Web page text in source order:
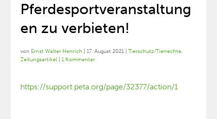
Pferdesportveranstaltung
en zu verbieten!
von Ernst Walter Henrich |17. August 2021 |Tierschutz/Tierrechte,
Zeitungsartikel |1 Kommentar
https://support.peta.org/page/32377/action/1